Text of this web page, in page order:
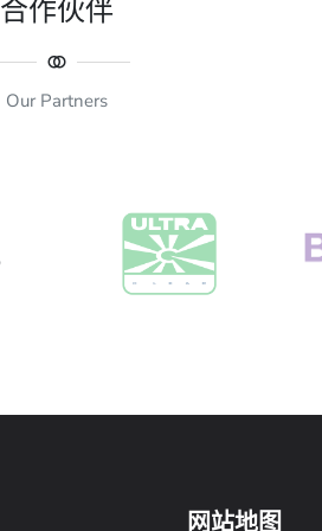
合作伙伴
Our Partners
网站地图